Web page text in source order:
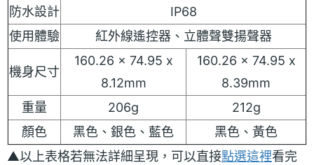
防水設計
IP68
使用體驗
紅外線遙控器、立體聲雙揚聲器
機身尺寸
160.26 x 74.95 x
8.12mm
160.26 x 74.95 x
8.39mm
重量
206g
212g
顏色
黑色、銀色、藍色
黑色、黃色
▲以上表格若無法詳細呈現，可以直接點選這裡看完